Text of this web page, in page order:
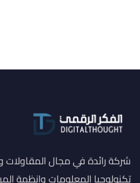
شركة رائدة في مجال
تكنولوجيا المعلومات وانظمة